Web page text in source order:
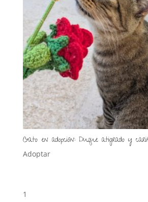
Gato en adopción: Duque atigrado y
Adoptar
1